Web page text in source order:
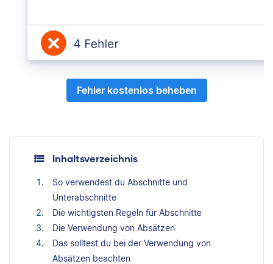
Fehler kostenlos beheben
Inhaltsverzeichnis
So verwendest du Abschnitte und
Unterabschnitte
Die wichtigsten Regeln für Abschnitte
Die Verwendung von Absätzen
Das solltest du bei der Verwendung von
Absätzen beachten